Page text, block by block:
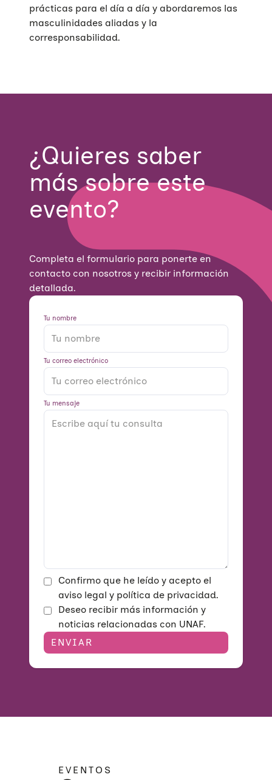
Quiénes somos
prácticas para el día a día y abordaremos las
masculinidades aliadas y la
corresponsabilidad.
¿Quieres saber
más sobre este
evento?
Completa el formulario para ponerte en
contacto con nosotros y recibir información
detallada.
Tu nombre
Tu correo electrónico
Tu mensaje
Confirmo que he leído y acepto el
aviso legal y política de privacidad.
Deseo recibir más información y
noticias relacionadas con UNAF.
EVENTOS